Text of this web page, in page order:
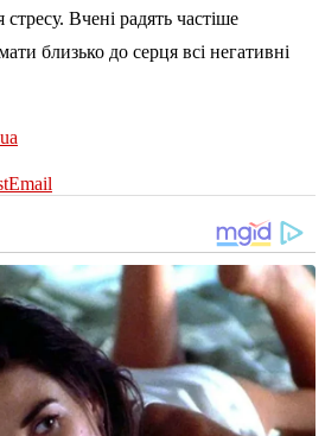
Вчені радять частіше
близько до серця всі негативні
Email